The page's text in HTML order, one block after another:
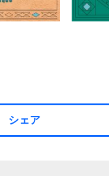
シェア